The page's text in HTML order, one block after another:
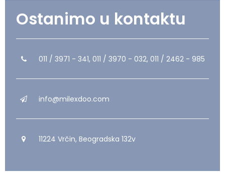
Ostanimo u kontaktu
011 / 3971 - 341, 011 / 3970 - 032, 011 / 2462 - 985
info@milexdoo.com
11224 Vrčin, Beogradska 132v